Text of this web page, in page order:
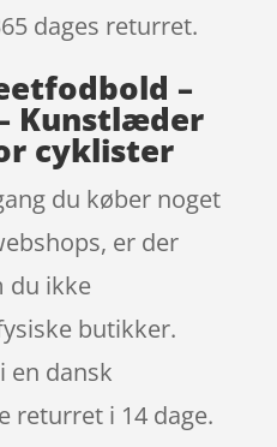
dages returret.
–
Kunstlæder
cyklister
du køber noget
er der
du ikke
butikker.
en dansk
returret i 14 dage.